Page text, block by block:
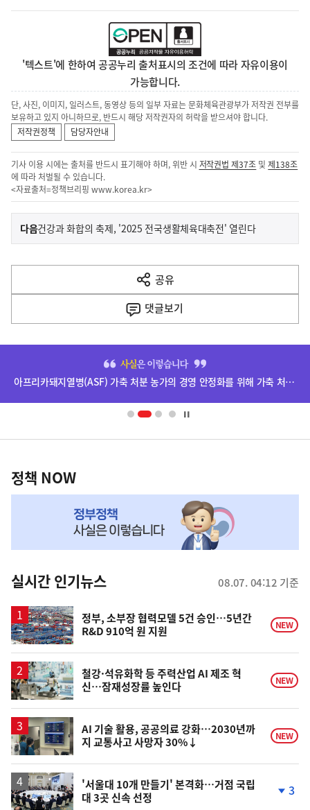
'텍스트'에 한하여 공공누리 출처표시의 조건에 따라 자유이용이
가능합니다.
단, 사진, 이미지, 일러스트, 동영상 등의 일부 자료는 문화체육관광부가 저작권 전부를
보유하고 있지 아니하므로, 반드시 해당 저작권자의 허락을 받으셔야 합니다.
저작권정책
담당자안내
기사 이용 시에는 출처를 반드시 표기해야 하며, 위반 시 저작권법 제37조 및제138조
에 따라 처벌될 수 있습니다.
<자료출처=정책브리핑 www.korea.kr>
이
전
다
음
다음기
건강과 화합의 축제, '2025 전국생활체육대축전' 열린다
공유
열
기
댓글보기
단
영
아프리카돼지열병(ASF) 가축 처분 농가의 경영 안정화를 위해 가축 처분 보상금을 신속하게 지급하겠습니다.
책
NOW,
뉴
스
정책 NOW
실시간 인기뉴스 08.07. 04:12 기준
정부, 소부장 협력모델 5건 승인…5년간
R&D 910억 원 지원
NEW
철강·석유화학 등 주력산업 AI 제조 혁
신…잠재성장률 높인다
NEW
AI 기술 활용, 공공의료 강화…2030년까
지 교통사고 사망자 30%↓
NEW
'서울대 10개 만들기' 본격화…거점 국립
대 3곳 신속 선정
3